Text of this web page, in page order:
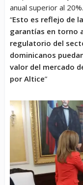
anual superior al
“Esto es reflejo de
garantías en torno
regulatorio del
dominicanos
valor del mercado
por Altice”